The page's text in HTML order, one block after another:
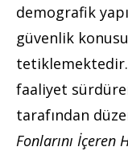
demografik
güvenlik
tetiklemektedir.
faaliyet
tarafından
Fonlarını İçeren